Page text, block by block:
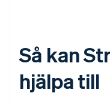
Så kan
hjälpa till